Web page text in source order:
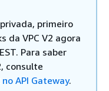
primeiro
da VPC V2 agora
Para saber
consulte
API Gateway.